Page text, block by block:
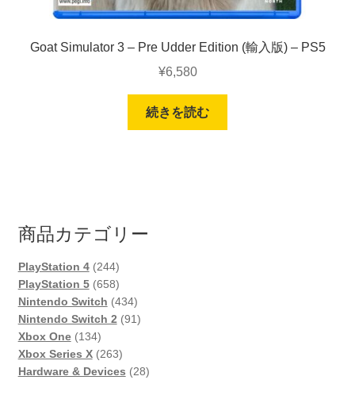
Goat Simulator 3 – Pre Udder Edition (輸入版) – PS5
¥6,580
続きを読む
商品カテゴリー
PlayStation 4 244244
個
の
商
PlayStation 5 658658
個
の
品
Nintendo Switch 434434
個
品
Nintendo Switch 2 9191
商
Xbox One 134134
個
の
Xbox Series X 263263
個
Hardware & Devices 2828